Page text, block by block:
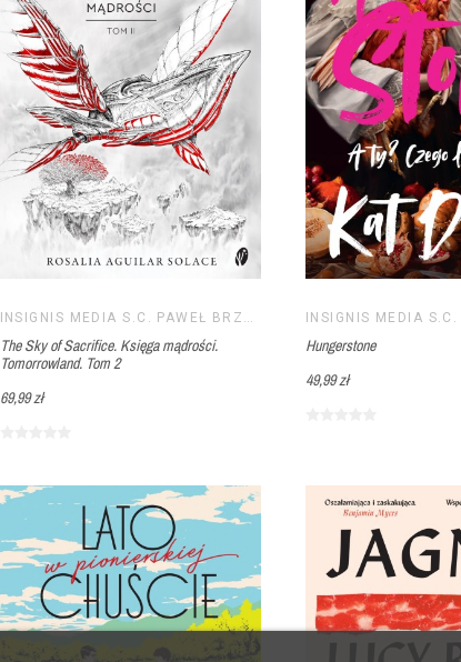
The Sky of Sacrifice. Księga mądrości.
Tomorrowland. Tom 2
69,99 zł
Hungerstone
49,99 zł